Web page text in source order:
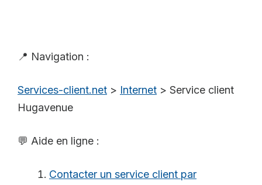
📍 Navigation :
Services-client.net > Internet > Service client
Hugavenue
💬 Aide en ligne :
Contacter un service client par